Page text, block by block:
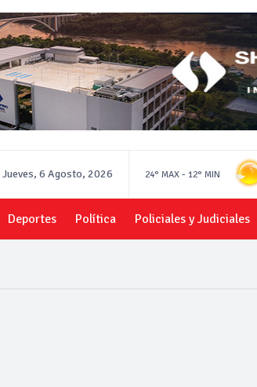
Jueves, 6 Agosto, 2026 24° MAX - 12° MIN
Deportes Política Policiales y Judiciales